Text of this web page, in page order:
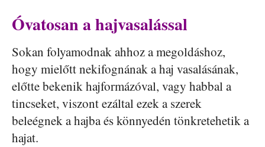
Óvatosan a hajvasalással
Sokan folyamodnak ahhoz a megoldáshoz,
hogy mielőtt nekifognának a haj vasalásának,
előtte bekenik hajformázóval, vagy habbal a
tincseket, viszont ezáltal ezek a szerek
beleégnek a hajba és könnyedén tönkretehetik a
hajat.